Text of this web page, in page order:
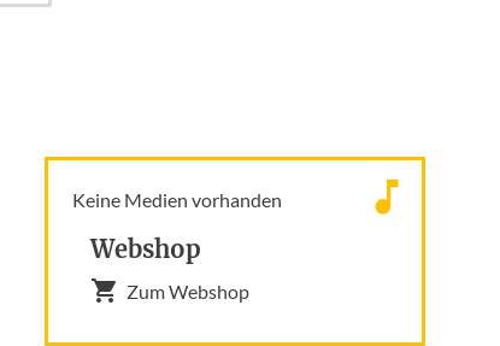
Keine Medien vorhanden
Webshop
Zum Webshop